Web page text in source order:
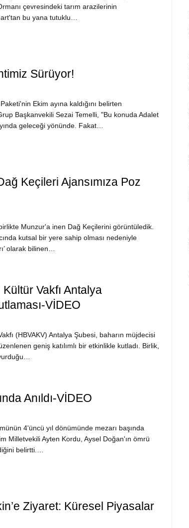
çevresindeki tarım arazilerinin
bu yana tutuklu…
Sürüyor!
Ekim ayına kaldığını belirten
Başkanvekili Sezai Temelli, "Bu konuda Adalet
geleceği yönünde. Fakat…
Keçileri Ajansımıza Poz
Munzur'a inen Dağ Keçilerini görüntüledik.
kutsal bir yere sahip olması nedeniyle
olarak bilinen…
Vakfı Antalya
VİDEO
(HBVAKV) Antalya Şubesi, baharın müjdecisi
geniş katılımlı bir etkinlikle kutladı. Birlik,
Anıldı-VİDEO
4'üncü yıl dönümünde mezarı başında
Milletvekili Ayten Kordu, Aysel Doğan'ın ömrü
belirtti.…
Ziyaret: Küresel Piyasalar